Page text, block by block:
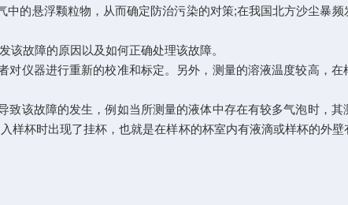
悬浮颗粒物，从而确定防治污染的对策;在我国北方沙尘暴频
故障的原因以及如何正确处理该故障。
器进行重新的校准和标定。另外，测量的溶液温度较高，在
故障的发生，例如当所测量的液体中存在有较多气泡时，其
杯时出现了挂杯，也就是在样杯的杯室内有液滴或样杯的外